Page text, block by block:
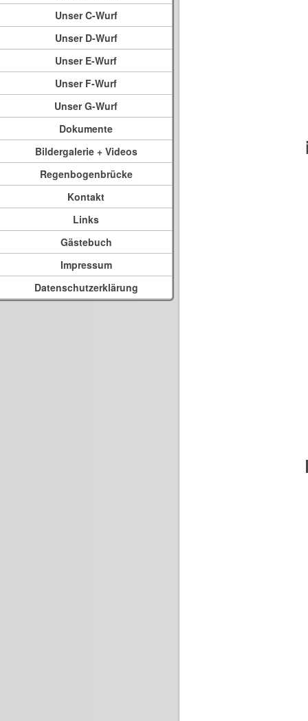
Unser C-Wurf
Unser D-Wurf
Unser E-Wurf
Unser F-Wurf
Unser G-Wurf
Dokumente
Bildergalerie + Videos
Regenbogenbrücke
Kontakt
Links
Gästebuch
Impressum
Datenschutzerklärung